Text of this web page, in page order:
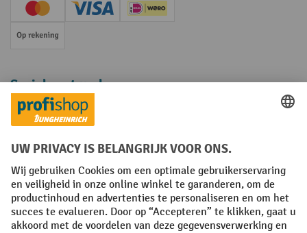
Creditcard (Master)Creditcard (Visa)iDEAL | Wero
Op rekening
Sociale netwerken
Facebook
YouTube
LinkedInInstagram
Algemene leveringsvoorwaarden Copyright
Privacyverklaring Privacy Instellingen